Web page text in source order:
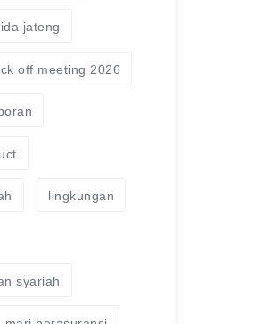
jateng
off meeting 2026
lingkungan
syariah